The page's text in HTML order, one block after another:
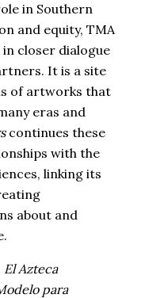
in Southern
and equity, TMA
closer dialogue
It is a site
of artworks that
eras and
continues these
with the
linking its
about and
El Azteca
para